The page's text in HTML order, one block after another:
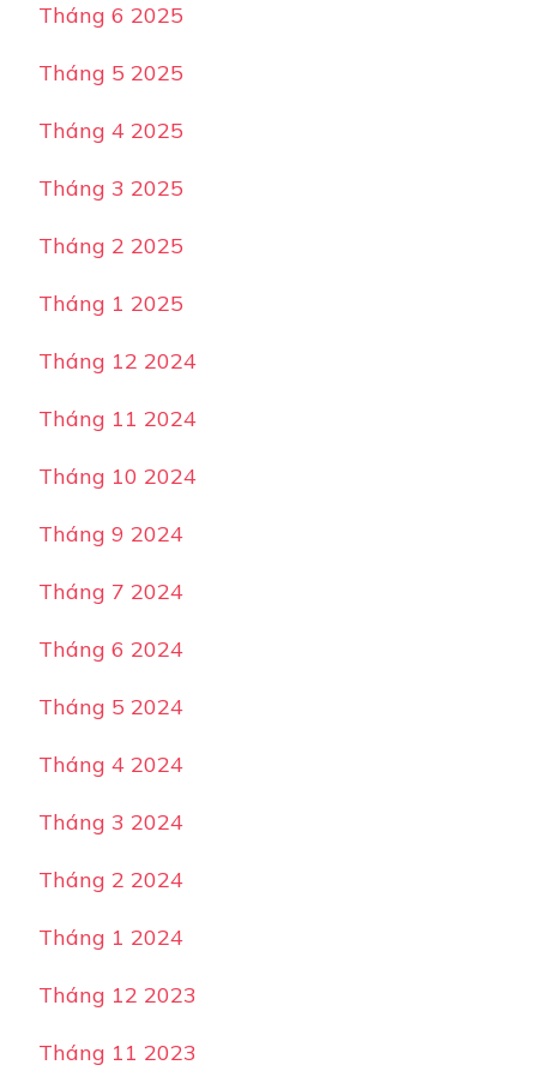
Tháng 6 2025
Tháng 5 2025
Tháng 4 2025
Tháng 3 2025
Tháng 2 2025
Tháng 1 2025
Tháng 12 2024
Tháng 11 2024
Tháng 10 2024
Tháng 9 2024
Tháng 7 2024
Tháng 6 2024
Tháng 5 2024
Tháng 4 2024
Tháng 3 2024
Tháng 2 2024
Tháng 1 2024
Tháng 12 2023
Tháng 11 2023